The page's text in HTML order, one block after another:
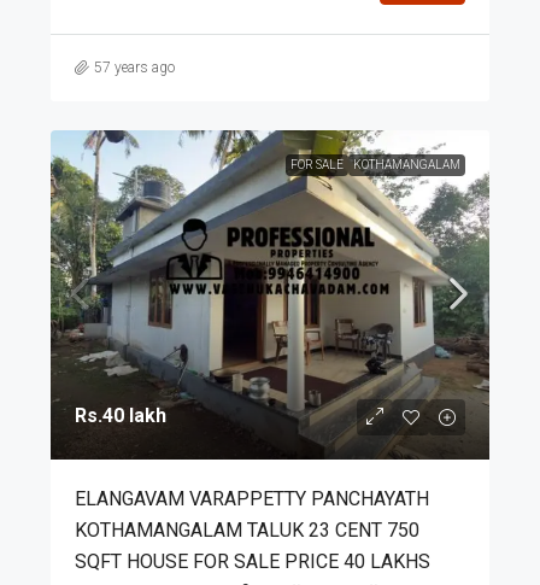
57 years ago
FOR SALE KOTHAMANGALAM
Rs.40 lakh
ELANGAVAM VARAPPETTY PANCHAYATH
KOTHAMANGALAM TALUK 23 CENT 750
SQFT HOUSE FOR SALE PRICE 40 LAKHS